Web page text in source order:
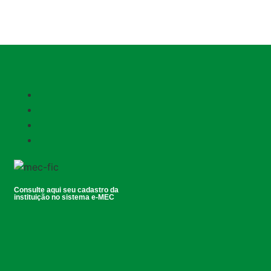
Consulte aqui seu cadastro da
instituição no sistema e-MEC